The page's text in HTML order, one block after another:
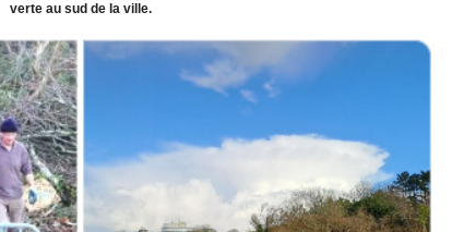
verte au sud de la ville.